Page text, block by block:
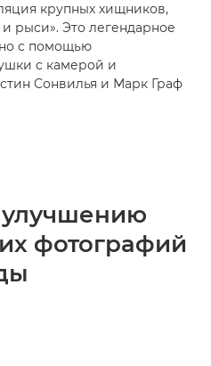
крупных хищников,
рыси». Это легендарное
с помощью
с камерой и
Сонвилья и Марк Граф
улучшению
фотографий